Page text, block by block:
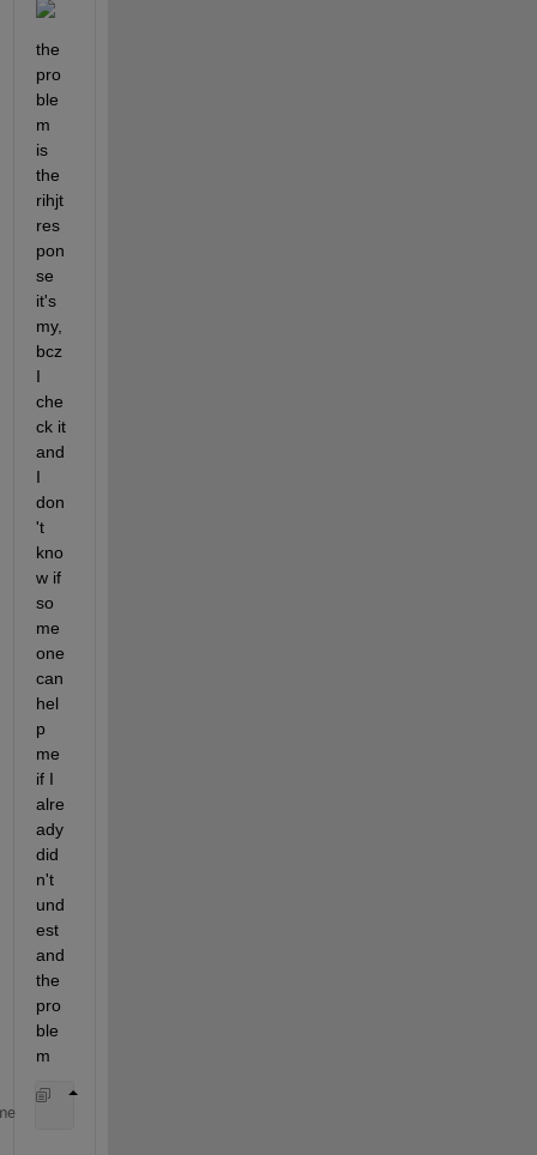
the
pro
ble
m
is
the
rihjt
res
pon
se
it's
my,
bcz
I
che
ck it
and
I
don
't
kno
w if
so
me
one
can
hel
p
me
if I
alre
ady
did
n't
und
est
and
the
pro
ble
m